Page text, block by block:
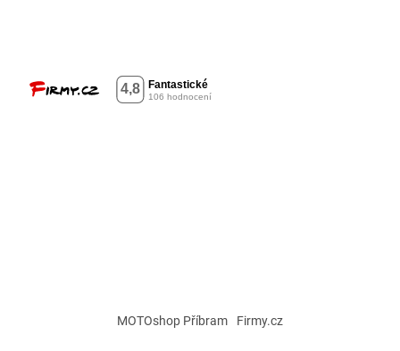
MOTOshop Příbram Firmy.cz